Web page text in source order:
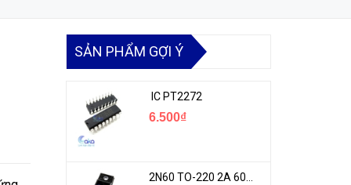
SẢN PHẨM GỢI Ý
IC PT2272
6.500₫